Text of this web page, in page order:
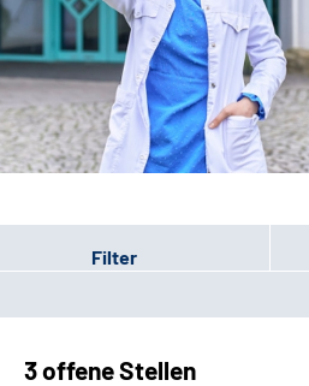
Suche
Leichte Sprache
Gebärdensprache
Filter
3 offene Stellen